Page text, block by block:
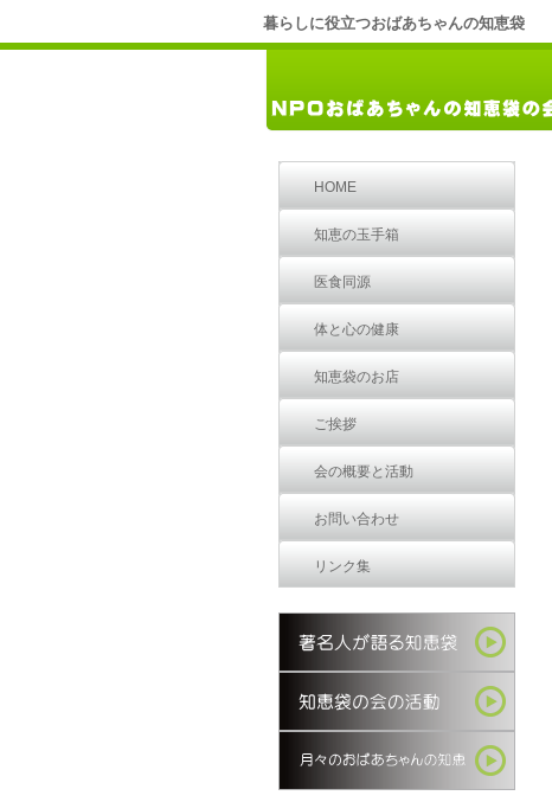
暮らしに役立つおばあちゃんの知恵袋
HOME
知恵の玉手箱
医食同源
体と心の健康
知恵袋のお店
ご挨拶
会の概要と活動
お問い合わせ
リンク集